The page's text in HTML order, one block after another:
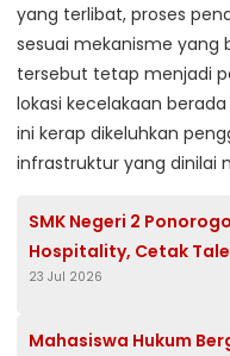
yang terlibat, proses
sesuai mekanisme yang
tersebut tetap menjadi
lokasi kecelakaan
ini kerap dikeluhkan
infrastruktur yang dinilai
SMK Negeri 2
Hospitality, Cetak
Kerja
23 Jul 2026
Mahasiswa Hukum